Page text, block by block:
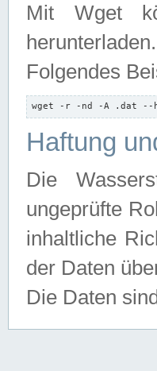
Mit Wget
herunterladen.
Folgendes
wget -r -nd -A .dat --
Haftung
Die
ungeprüfte
inhaltliche
der Daten
Die Daten